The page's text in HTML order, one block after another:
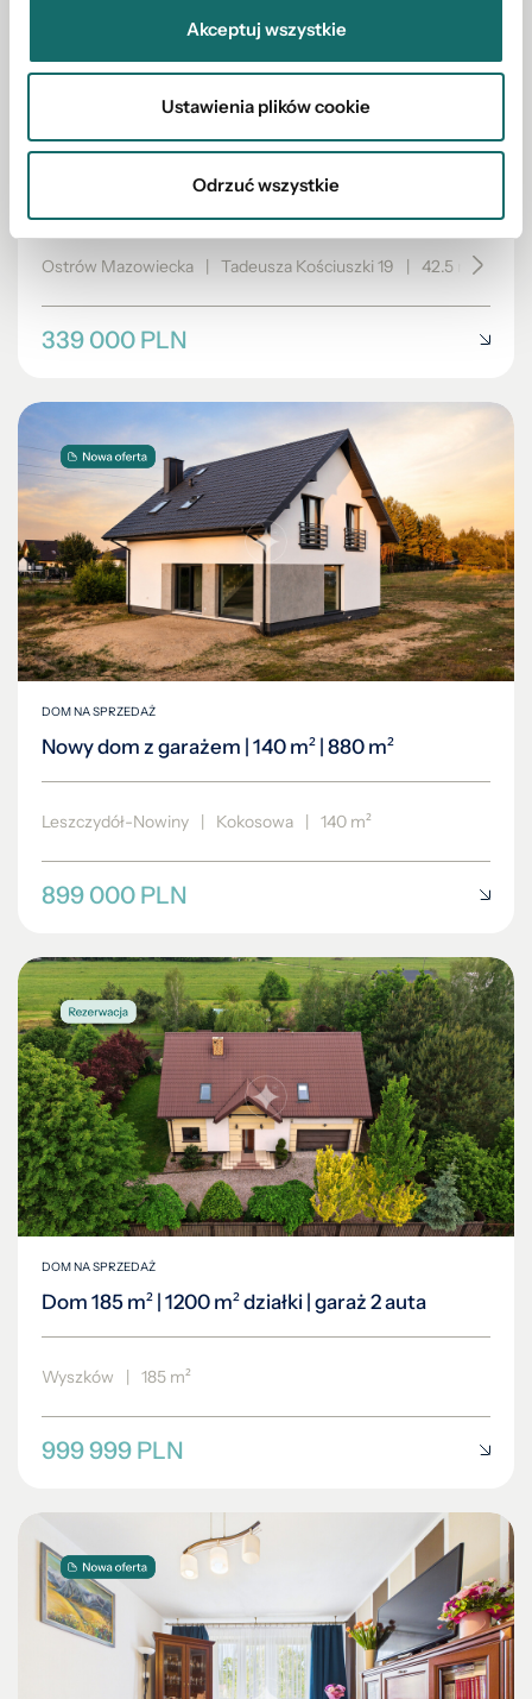
Akceptuj wszystkie
Ustawienia plików cookie
Odrzuć wszystkie
MIESZKANIE NA SPRZEDAŻ
2 Pokoje | Centrum | Balkon | 42,5 m²
Ostrów Mazowiecka | Tadeusza Kościuszki 19 | 42.5 m²
339 000 PLN
DOM NA SPRZEDAŻ
Nowy dom z garażem | 140 m² | 880 m²
Leszczydół-Nowiny | Kokosowa | 140 m²
899 000 PLN
DOM NA SPRZEDAŻ
Dom 185 m² | 1200 m² działki | garaż 2 auta
Wyszków | 185 m²
999 999 PLN